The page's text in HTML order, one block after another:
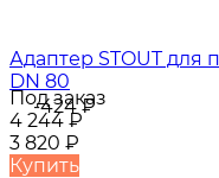
-424₽
Адаптер STOUT для
DN 80
Под заказ
4 244 ₽
3 820 ₽
Купить